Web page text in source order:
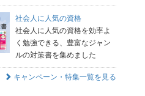
社会人に人気の資格
社会人に人気の資格を効率よ
く勉強できる、豊富なジャン
ルの対策書を集めました
キャンペーン・特集一覧を見る